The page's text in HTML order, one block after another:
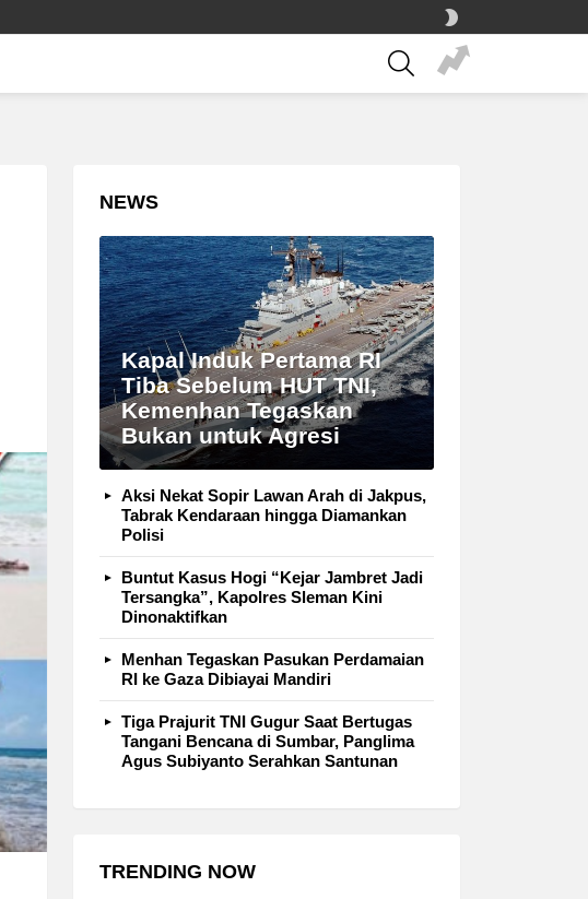
SKIN
SEARCH
NEWS
Kapal Induk Pertama RI
Tiba Sebelum HUT TNI,
Kemenhan Tegaskan
Bukan untuk Agresi
Aksi Nekat Sopir Lawan Arah di Jakpus,
Tabrak Kendaraan hingga Diamankan
Polisi
Buntut Kasus Hogi “Kejar Jambret Jadi
Tersangka”, Kapolres Sleman Kini
Dinonaktifkan
Menhan Tegaskan Pasukan Perdamaian
RI ke Gaza Dibiayai Mandiri
Tiga Prajurit TNI Gugur Saat Bertugas
Tangani Bencana di Sumbar, Panglima
Agus Subiyanto Serahkan Santunan
TRENDING NOW